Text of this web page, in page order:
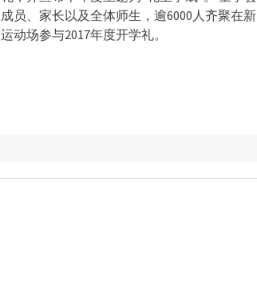
成员、家长以及全体师生，逾6000人齐聚在新
运动场参与2017年度开学礼。